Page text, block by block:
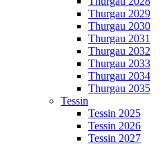
Thurgau 2029
Thurgau 2030
Thurgau 2031
Thurgau 2032
Thurgau 2033
Thurgau 2034
Thurgau 2035
Tessin
Tessin 2025
Tessin 2026
Tessin 2027